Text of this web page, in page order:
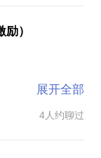
育产业基金，
式的实操；
育人才培养的
选育用留等话
）
展开全部
4人约聊过